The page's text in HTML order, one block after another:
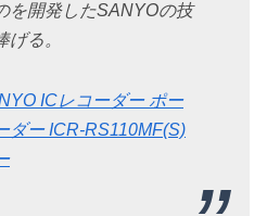
を開発したSANYOの技
る。
ICレコーダー ポー
ダー ICR-RS110MF(S)